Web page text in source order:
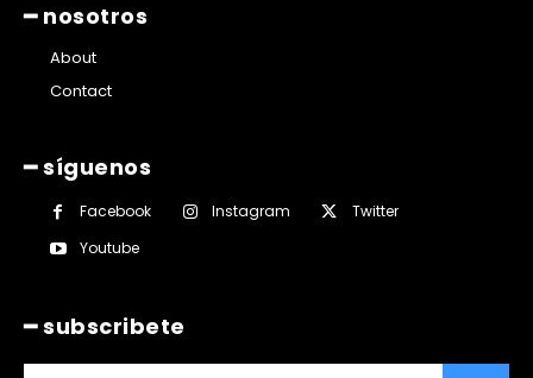
━ nosotros
About
Contact
━ síguenos
Facebook Instagram
Twitter
Youtube
━ subscribete